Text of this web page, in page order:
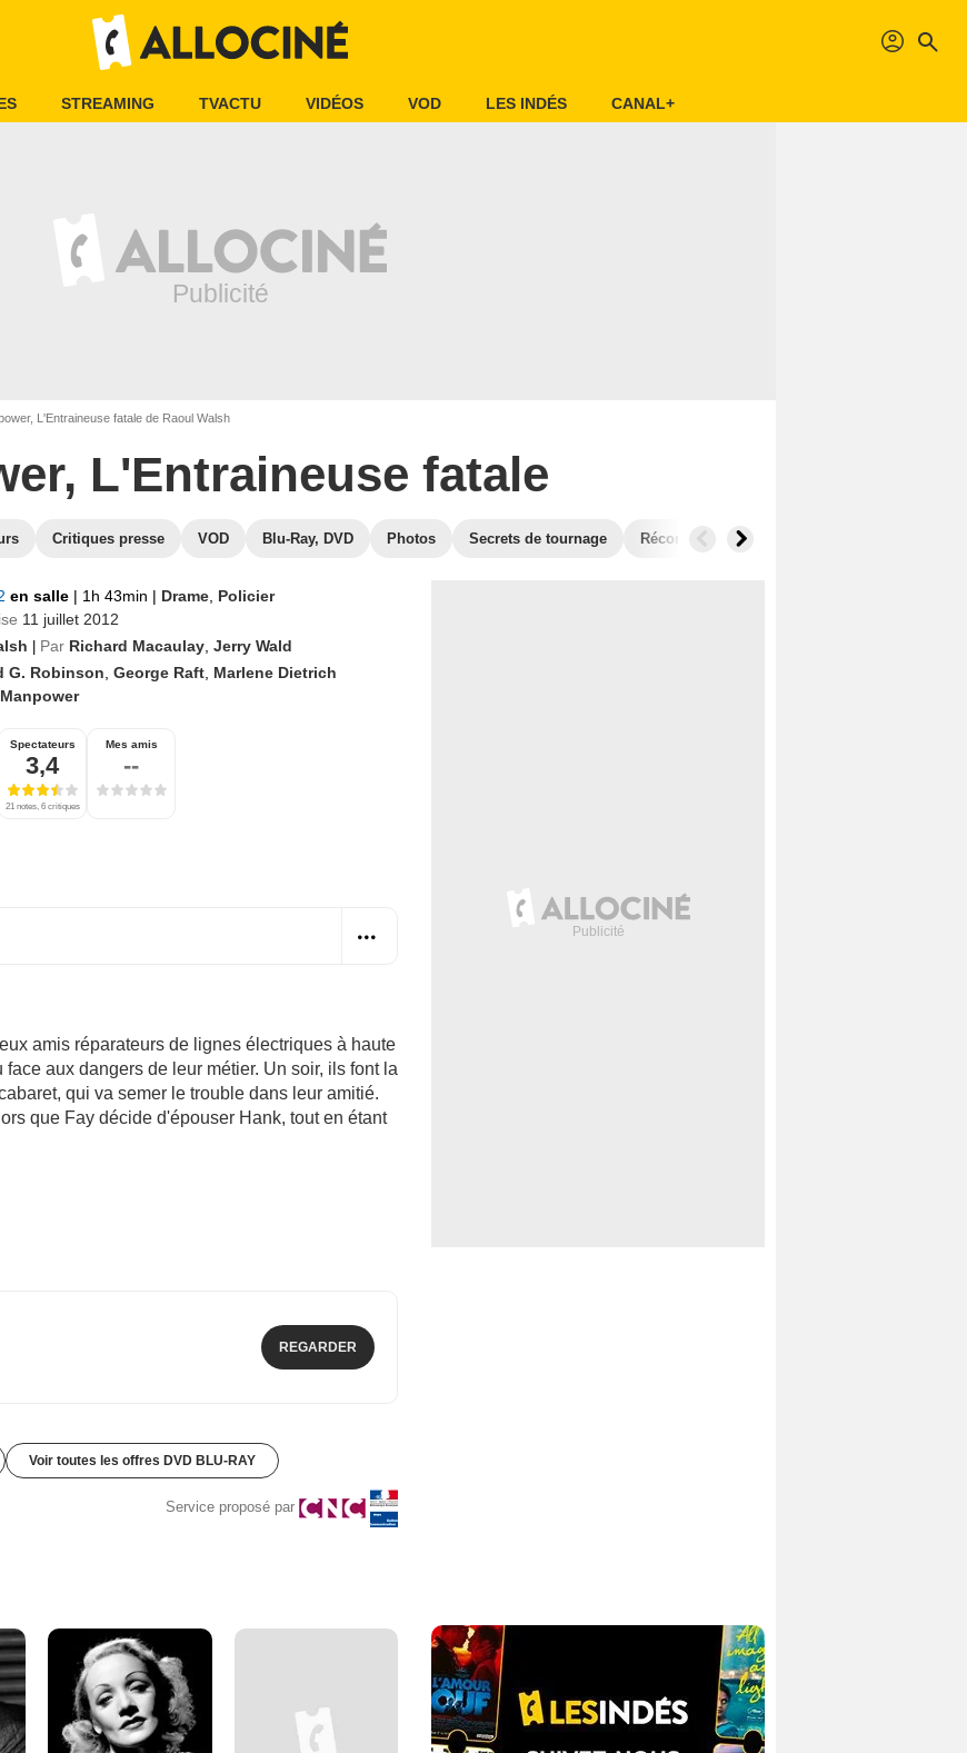
profil search
STREAMING TVACTU VIDÉOS VOD LES INDÉS CANAL+
L'Entraineuse fatale de Raoul Walsh
L'Entraineuse fatale
Critiques presse VOD Blu-Ray, DVD Photos Secrets de tournage Récompenses
en salle | 1h 43min | Drame Policier
11 juillet 2012
Par Richard Macaulay Jerry Wald
G. Robinson George Raft Marlene Dietrich
Manpower
Spectateurs
3,4
21 notes, 6 critiques
Mes amis
--
amis réparateurs de lignes électriques à haute
aux dangers de leur métier. Un soir, ils font la
qui va semer le trouble dans leur amitié.
que Fay décide d'épouser Hank, tout en étant
REGARDER
Voir toutes les offres DVD BLU-RAY
Service proposé par